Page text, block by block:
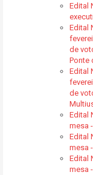
Edital
Edital
de
Ponte
Edital
de
Edital
mesa
Edital
mesa
Edital
mesa